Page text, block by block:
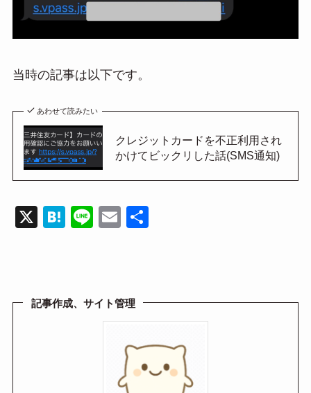
当時の記事は以下です。
あわせて読みたい
クレジットカードを不正利用され
かけてビックリした話(SMS通知)
X
H
a
Li
E
記事作成、サイト管理